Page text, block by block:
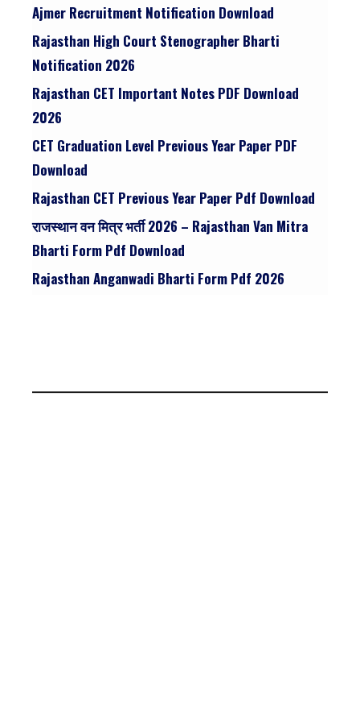
Ajmer Recruitment Notification Download
Rajasthan High Court Stenographer Bharti
Notification 2026
Rajasthan CET Important Notes PDF Download
2026
CET Graduation Level Previous Year Paper PDF
Download
Rajasthan CET Previous Year Paper Pdf Download
राजस्थान वन मित्र भर्ती 2026 – Rajasthan Van Mitra
Bharti Form Pdf Download
Rajasthan Anganwadi Bharti Form Pdf 2026